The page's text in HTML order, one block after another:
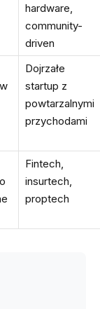
hardware,
community-
driven
Dojrzałe
startup z
powtarzalnymi
przychodami
Fintech,
insurtech,
proptech